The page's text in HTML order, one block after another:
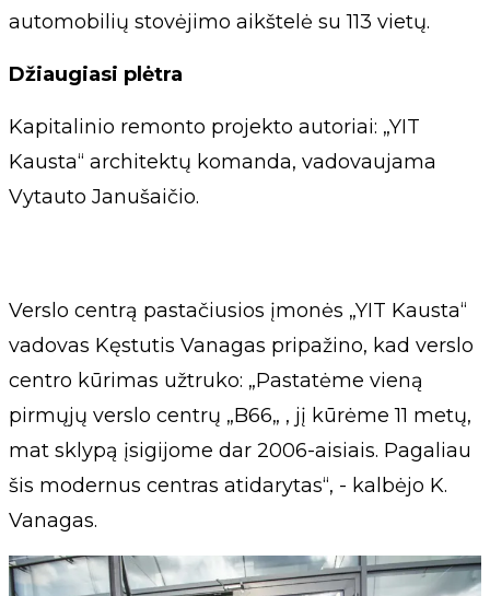
automobilių stovėjimo aikštelė su 113 vietų.
Džiaugiasi plėtra
Kapitalinio remonto projekto autoriai: „YIT
Kausta“ architektų komanda, vadovaujama
Vytauto Janušaičio.
Verslo centrą pastačiusios įmonės „YIT Kausta“
vadovas Kęstutis Vanagas pripažino, kad verslo
centro kūrimas užtruko: „Pastatėme vieną
pirmųjų verslo centrų „B66„ , jį kūrėme 11 metų,
mat sklypą įsigijome dar 2006-aisiais. Pagaliau
šis modernus centras atidarytas“, - kalbėjo K.
Vanagas.